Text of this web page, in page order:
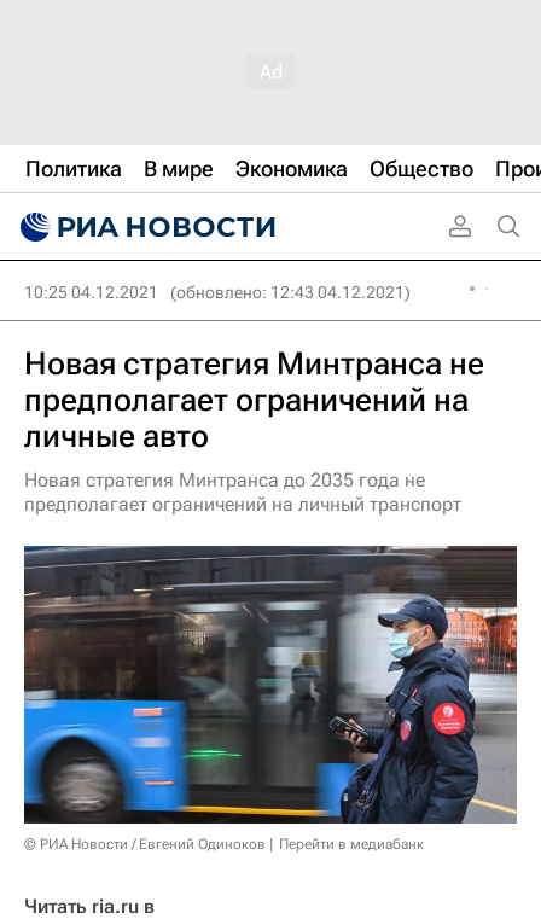
Политика В мире Экономика Общество
10:25 04.12.2021 (обновлено: 12:43 04.12.2021)
Новая стратегия Минтранса не
предполагает ограничений на
личные авто
Новая стратегия Минтранса до 2035 года не
предполагает ограничений на личный транспорт
© РИА Новости / Евгений Одиноков Перейти в медиабанк
Читать ria.ru в